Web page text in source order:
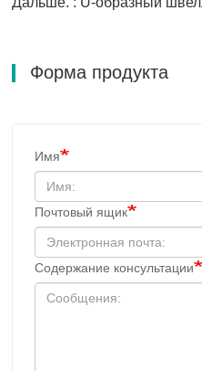
Форма продукта
Имя
Почтовый ящик
Содержание консультации